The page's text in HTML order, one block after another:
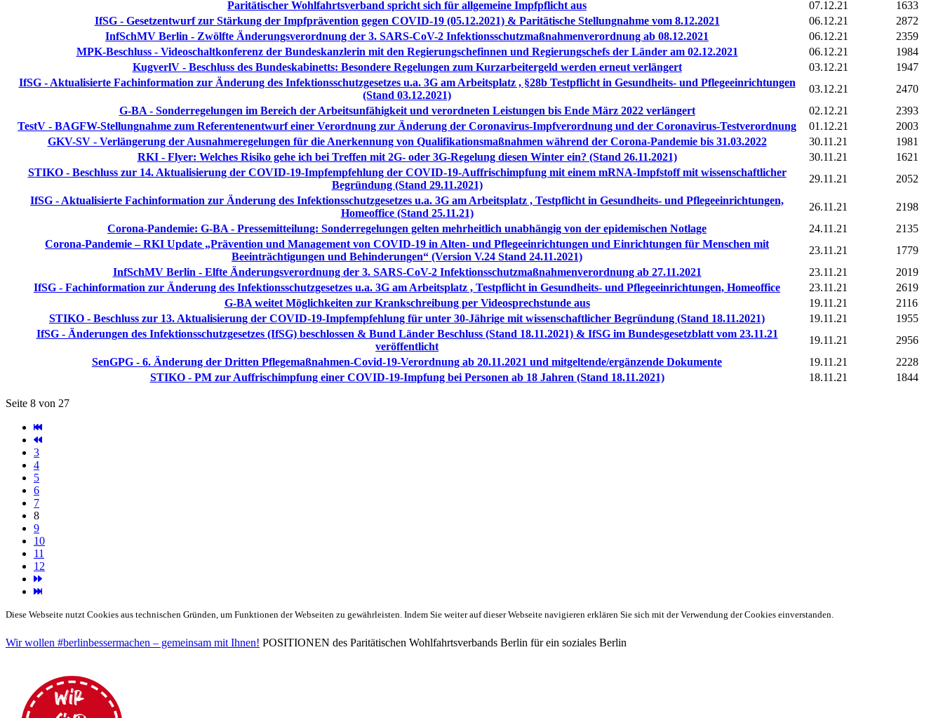
Paritätischer Wohlfahrtsverband spricht sich für allgemeine Impfpflicht aus
07.12.21
1633
IfSG - Gesetzentwurf zur Stärkung der Impfprävention gegen COVID-19 (05.12.2021) & Paritätische Stellungnahme vom 8.12.2021
06.12.21
2872
InfSchMV Berlin - Zwölfte Änderungsverordnung der 3. SARS-CoV-2 Infektionsschutzmaßnahmenverordnung ab 08.12.2021
06.12.21
2359
MPK-Beschluss - Videoschaltkonferenz der Bundeskanzlerin mit den Regierungschefinnen und Regierungschefs der Länder am 02.12.2021
06.12.21
1984
KugverlV - Beschluss des Bundeskabinetts: Besondere Regelungen zum Kurzarbeitergeld werden erneut verlängert
03.12.21
1947
IfSG - Aktualisierte Fachinformation zur Änderung des Infektionsschutzgesetzes u.a. 3G am Arbeitsplatz , §28b Testpflicht in Gesundheits- und Pflegeeinrichtungen
(Stand 03.12.2021)
03.12.21
2470
G-BA - Sonderregelungen im Bereich der Arbeitsunfähigkeit und verordneten Leistungen bis Ende März 2022 verlängert
02.12.21
2393
TestV - BAGFW-Stellungnahme zum Referentenentwurf einer Verordnung zur Änderung der Coronavirus-Impfverordnung und der Coronavirus-Testverordnung
01.12.21
2003
GKV-SV - Verlängerung der Ausnahmeregelungen für die Anerkennung von Qualifikationsmaßnahmen während der Corona-Pandemie bis 31.03.2022
30.11.21
1981
RKI - Flyer: Welches Risiko gehe ich bei Treffen mit 2G- oder 3G-Regelung diesen Winter ein? (Stand 26.11.2021)
30.11.21
1621
STIKO - Beschluss zur 14. Aktualisierung der COVID-19-Impfempfehlung der COVID-19-Auffrischimpfung mit einem mRNA-Impfstoff mit wissenschaftlicher
Begründung (Stand 29.11.2021)
29.11.21
2052
IfSG - Aktualisierte Fachinformation zur Änderung des Infektionsschutzgesetzes u.a. 3G am Arbeitsplatz , Testpflicht in Gesundheits- und Pflegeeinrichtungen,
Homeoffice (Stand 25.11.21)
26.11.21
2198
Corona-Pandemie: G-BA - Pressemitteilung: Sonderregelungen gelten mehrheitlich unabhängig von der epidemischen Notlage
24.11.21
2135
Corona-Pandemie – RKI Update „Prävention und Management von COVID-19 in Alten- und Pflegeeinrichtungen und Einrichtungen für Menschen mit
Beeinträchtigungen und Behinderungen“ (Version V.24 Stand 24.11.2021)
23.11.21
1779
InfSchMV Berlin - Elfte Änderungsverordnung der 3. SARS-CoV-2 Infektionsschutzmaßnahmenverordnung ab 27.11.2021
23.11.21
2019
IfSG - Fachinformation zur Änderung des Infektionsschutzgesetzes u.a. 3G am Arbeitsplatz , Testpflicht in Gesundheits- und Pflegeeinrichtungen, Homeoffice
23.11.21
2619
G-BA weitet Möglichkeiten zur Krankschreibung per Videosprechstunde aus
19.11.21
2116
STIKO - Beschluss zur 13. Aktualisierung der COVID-19-Impfempfehlung für unter 30-Jährige mit wissenschaftlicher Begründung (Stand 18.11.2021)
19.11.21
1955
IfSG - Änderungen des Infektionsschutzgesetzes (IfSG) beschlossen & Bund Länder Beschluss (Stand 18.11.2021) & IfSG im Bundesgesetzblatt vom 23.11.21
veröffentlicht
19.11.21
2956
SenGPG - 6. Änderung der Dritten Pflegemaßnahmen-Covid-19-Verordnung ab 20.11.2021 und mitgeltende/ergänzende Dokumente
19.11.21
2228
STIKO - PM zur Auffrischimpfung einer COVID-19-Impfung bei Personen ab 18 Jahren (Stand 18.11.2021)
18.11.21 1844
Seite 8 von 27
3
4
5
6
7
8
9
10
11
12
Diese Webseite nutzt Cookies aus technischen Gründen, um Funktionen der Webseiten zu gewährleisten. Indem Sie weiter auf dieser Webseite navigieren erklären Sie sich mit der Verwendung der Cookies einverstanden.
Wir wollen #berlinbessermachen – gemeinsam mit Ihnen! POSITIONEN des Paritätischen Wohlfahrtsverbands Berlin für ein soziales Berlin